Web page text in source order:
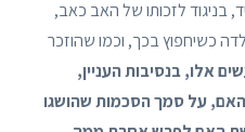
לזכותו של האב כאב,
כשיחפוץ בכך, וכמו שהוזכר
אלו, בנסיבות העניין,
על סמך הסכמות שהושגו